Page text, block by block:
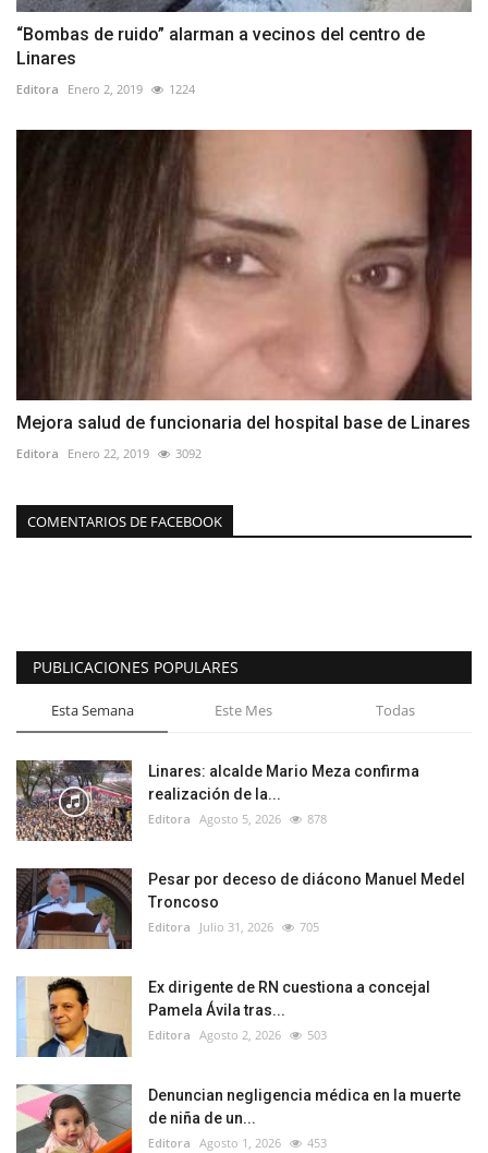
“Bombas de ruido” alarman a vecinos del centro de
Linares
Editora Enero 2, 2019 1224
Mejora salud de funcionaria del hospital base de Linares
Editora Enero 22, 2019 3092
COMENTARIOS DE FACEBOOK
PUBLICACIONES POPULARES
Esta Semana Este Mes Todas
Linares: alcalde Mario Meza confirma
realización de la...
Editora Agosto 5, 2026 878
Pesar por deceso de diácono Manuel Medel
Troncoso
Editora Julio 31, 2026 705
Ex dirigente de RN cuestiona a concejal
Pamela Ávila tras...
Editora Agosto 2, 2026 503
Denuncian negligencia médica en la muerte
de niña de un...
Editora Agosto 1, 2026 453